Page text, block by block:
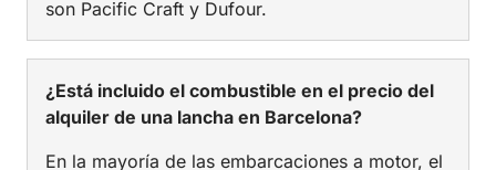
son Pacific Craft y Dufour.
¿Está incluido el combustible en el precio del
alquiler de una lancha en Barcelona?
En la mayoría de las embarcaciones a motor, el